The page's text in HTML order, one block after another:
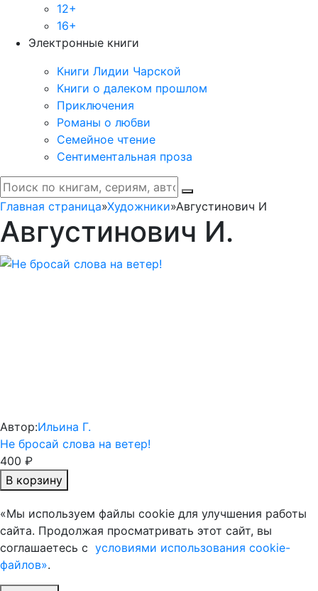
12+
16+
Электронные книги
Книги Лидии Чарской
Книги о далеком прошлом
Приключения
Романы о любви
Семейное чтение
Сентиментальная проза
Главная страница»Художники»Августинович И
Августинович И.
Автор:Ильина Г.
Не бросай слова на ветер!
400 ₽
В корзину
«Мы используем файлы cookie для улучшения работы
сайта. Продолжая просматривать этот сайт, вы
соглашаетесь с условиями использования cookie-
файлов».